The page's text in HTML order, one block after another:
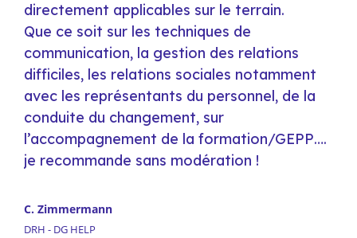
directement applicables sur le terrain.
Que ce soit sur les techniques de
communication, la gestion des relations
difficiles, les relations sociales notamment
avec les représentants du personnel, de la
conduite du changement, sur
l’accompagnement de la formation/GEPP….
je recommande sans modération !
C. Zimmermann
DRH - DG HELP